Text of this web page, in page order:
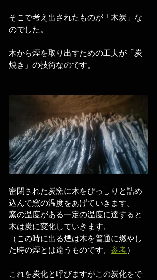
そこで考え出されたものが「木炭」な
のでした。
木から煙を取り出すための工夫が「炭
焼き」の技術なのです。
密閉された炭窯に木をびっしりと詰め
込んで窯の温度をあげていきます。
窯の温度がある一定の温度に達すると
木は炭に変化していきます。
（この時に出る煙は木を普通に燃やし
た時の煙とは違うものです。 参考）
これを炭化と呼びますがこの炭化をで